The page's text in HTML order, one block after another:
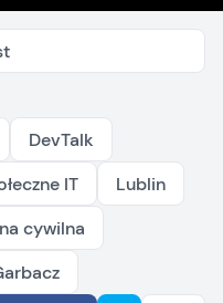
DevTalk
IT
Lublin
cywilna